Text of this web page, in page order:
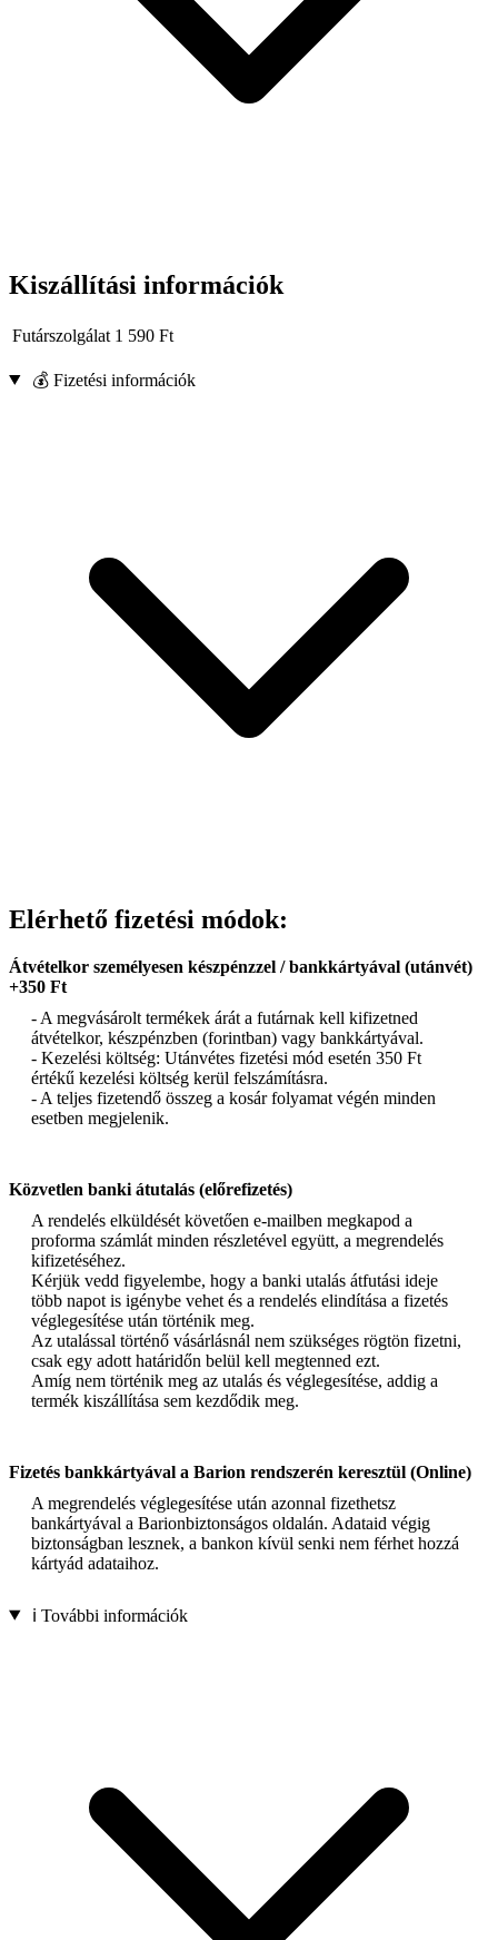
Kiszállítási információk
Futárszolgálat 1 590 Ft
💰 Fizetési információk
Elérhető fizetési módok:
Átvételkor személyesen készpénzzel / bankkártyával (utánvét)
+350 Ft
- A megvásárolt termékek árát a futárnak kell kifizetned
átvételkor, készpénzben (forintban) vagy bankkártyával.
- Kezelési költség: Utánvétes fizetési mód esetén 350 Ft
értékű kezelési költség kerül felszámításra.
- A teljes fizetendő összeg a kosár folyamat végén minden
esetben megjelenik.
Közvetlen banki átutalás (előrefizetés)
A rendelés elküldését követően e-mailben megkapod a
proforma számlát minden részletével együtt, a megrendelés
kifizetéséhez.
Kérjük vedd figyelembe, hogy a banki utalás átfutási ideje
több napot is igénybe vehet és a rendelés elindítása a fizetés
véglegesítése után történik meg.
Az utalással történő vásárlásnál nem szükséges rögtön fizetni,
csak egy adott határidőn belül kell megtenned ezt.
Amíg nem történik meg az utalás és véglegesítése, addig a
termék kiszállítása sem kezdődik meg.
Fizetés bankkártyával a Barion rendszerén keresztül (Online)
A megrendelés véglegesítése után azonnal fizethetsz
bankártyával a Barionbiztonságos oldalán. Adataid végig
biztonságban lesznek, a bankon kívül senki nem férhet hozzá
kártyád adataihoz.
ℹ️ További információk